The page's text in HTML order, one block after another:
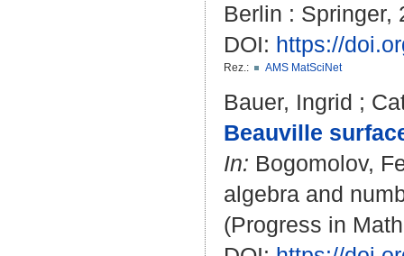
Berlin : Springer,
DOI: https://
Rez.: AMS MatSciNet
Bauer, Ingrid ;
Beauville
In: Bogomolov,
algebra and
(Progress in